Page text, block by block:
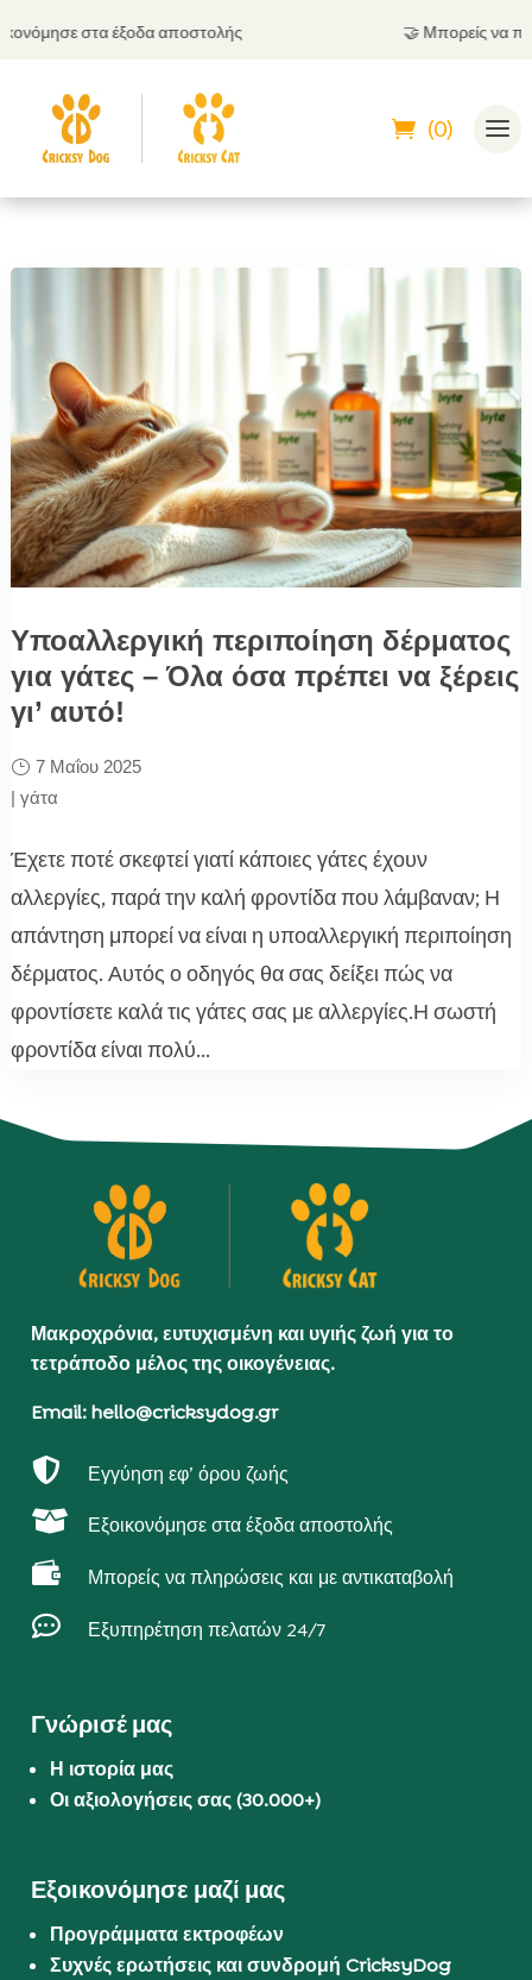
στα έξοδα αποστολής Μπορείς να
(0)
Υποαλλεργική περιποίηση δέρματος
για γάτες – Όλα όσα πρέπει να ξέρεις
γι’ αυτό!
7 Μαΐου 2025
| γάτα
Έχετε ποτέ σκεφτεί γιατί κάποιες γάτες έχουν
αλλεργίες, παρά την καλή φροντίδα που λάμβαναν; Η
απάντηση μπορεί να είναι η υποαλλεργική περιποίηση
δέρματος. Αυτός ο οδηγός θα σας δείξει πώς να
φροντίσετε καλά τις γάτες σας με αλλεργίες.Η σωστή
φροντίδα είναι πολύ...
Μακροχρόνια, ευτυχισμένη και υγιής ζωή για το
τετράποδο μέλος της οικογένειας.
Email: hello@cricksydog.gr
 Εγγύηση εφ’ όρου ζωής
 Εξοικονόμησε στα έξοδα αποστολής
 Μπορείς να πληρώσεις και με αντικαταβολή
 Εξυπηρέτηση πελατών 24/7
Γνώρισέ μας
Η ιστορία μας
Οι αξιολογήσεις σας (30.000+)
Εξοικονόμησε μαζί μας
Προγράμματα εκτροφέων
Συχνές ερωτήσεις και συνδρομή CricksyDog